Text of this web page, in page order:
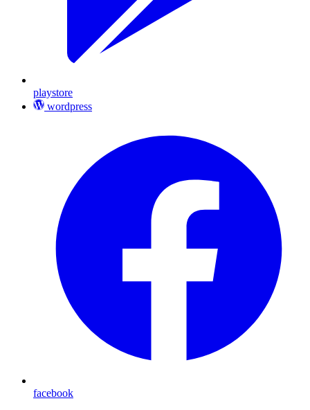
playstore
wordpress
facebook